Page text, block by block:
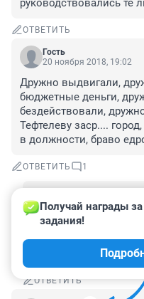
руководствовались
ОТВЕТИТЬ
Гость
20 ноября 2018, 19:02
Дружно выдвигали,
бюджетные деньги,
бездействовали,
Тефтелеву заср....
в должности, браво
ОТВЕТИТЬ 1
21 ноября 2018, 14:31
Вы раз умный такой
посмотрим,а то
ОТВЕТИТЬ
Получай награды
задания!